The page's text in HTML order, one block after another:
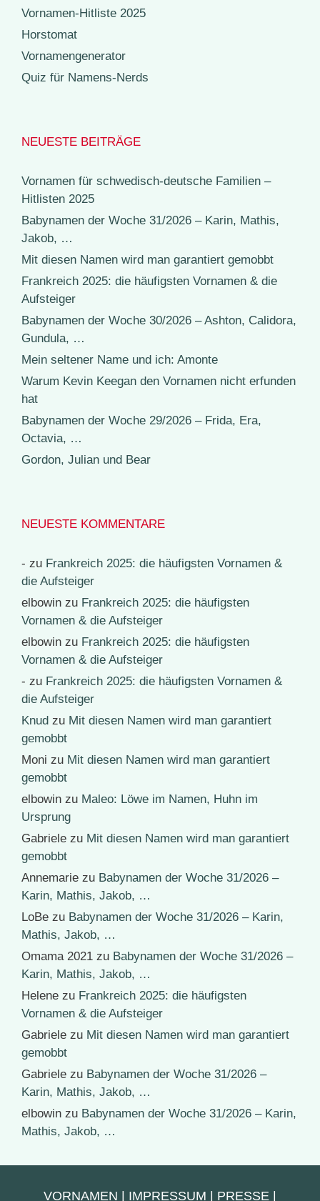
Vornamen-Hitliste 2025
Horstomat
Vornamengenerator
Quiz für Namens-Nerds
NEUESTE BEITRÄGE
Vornamen für schwedisch-deutsche Familien –
Hitlisten 2025
Babynamen der Woche 31/2026 – Karin, Mathis,
Jakob, …
Mit diesen Namen wird man garantiert gemobbt
Frankreich 2025: die häufigsten Vornamen & die
Aufsteiger
Babynamen der Woche 30/2026 – Ashton, Calidora,
Gundula, …
Mein seltener Name und ich: Amonte
Warum Kevin Keegan den Vornamen nicht erfunden
hat
Babynamen der Woche 29/2026 – Frida, Era,
Octavia, …
Gordon, Julian und Bear
NEUESTE KOMMENTARE
- zu Frankreich 2025: die häufigsten Vornamen &
die Aufsteiger
elbowin zu Frankreich 2025: die häufigsten
Vornamen & die Aufsteiger
elbowin zu Frankreich 2025: die häufigsten
Vornamen & die Aufsteiger
- zu Frankreich 2025: die häufigsten Vornamen &
die Aufsteiger
Knud zu Mit diesen Namen wird man garantiert
gemobbt
Moni zu Mit diesen Namen wird man garantiert
gemobbt
elbowin zu Maleo: Löwe im Namen, Huhn im
Ursprung
Gabriele zu Mit diesen Namen wird man garantiert
gemobbt
Annemarie zu Babynamen der Woche 31/2026 –
Karin, Mathis, Jakob, …
LoBe zu Babynamen der Woche 31/2026 – Karin,
Mathis, Jakob, …
Omama 2021 zu Babynamen der Woche 31/2026 –
Karin, Mathis, Jakob, …
Helene zu Frankreich 2025: die häufigsten
Vornamen & die Aufsteiger
Gabriele zu Mit diesen Namen wird man garantiert
gemobbt
Gabriele zu Babynamen der Woche 31/2026 –
Karin, Mathis, Jakob, …
elbowin zu Babynamen der Woche 31/2026 – Karin,
Mathis, Jakob, …
VORNAMEN IMPRESSUM PRESSE